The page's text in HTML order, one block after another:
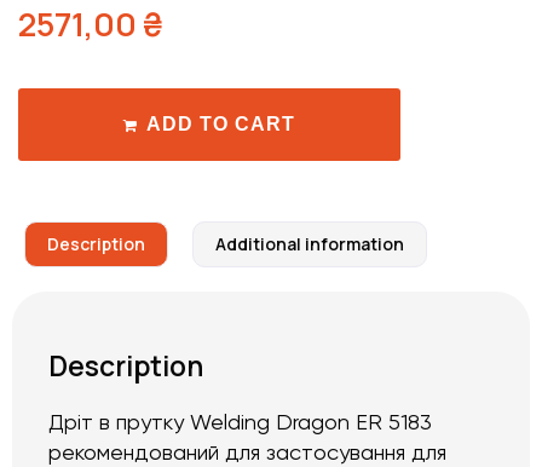
2571,00 ₴
ADD TO CART
Description Additional information
Description
Дріт в прутку Welding Dragon ER 5183
рекомендований для застосування для